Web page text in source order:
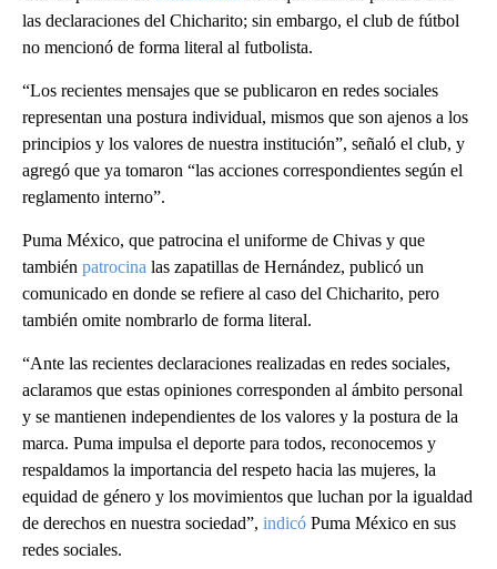
las declaraciones del Chicharito; sin embargo, el club de fútbol
no mencionó de forma literal al futbolista.
“Los recientes mensajes que se publicaron en redes sociales
representan una postura individual, mismos que son ajenos a los
principios y los valores de nuestra institución”, señaló el club, y
agregó que ya tomaron “las acciones correspondientes según el
reglamento interno”.
Puma México, que patrocina el uniforme de Chivas y que
también patrocina las zapatillas de Hernández, publicó un
comunicado en donde se refiere al caso del Chicharito, pero
también omite nombrarlo de forma literal.
“Ante las recientes declaraciones realizadas en redes sociales,
aclaramos que estas opiniones corresponden al ámbito personal
y se mantienen independientes de los valores y la postura de la
marca. Puma impulsa el deporte para todos, reconocemos y
respaldamos la importancia del respeto hacia las mujeres, la
equidad de género y los movimientos que luchan por la igualdad
de derechos en nuestra sociedad”, indicó Puma México en sus
redes sociales.